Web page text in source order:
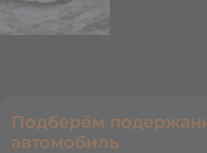
Подберём
автомобиль